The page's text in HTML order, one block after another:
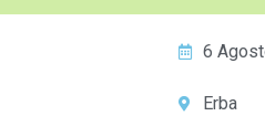
6
Erba